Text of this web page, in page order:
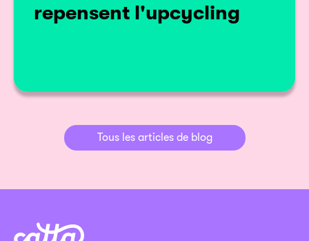
repensent l'upcycling
Tous les articles de blog